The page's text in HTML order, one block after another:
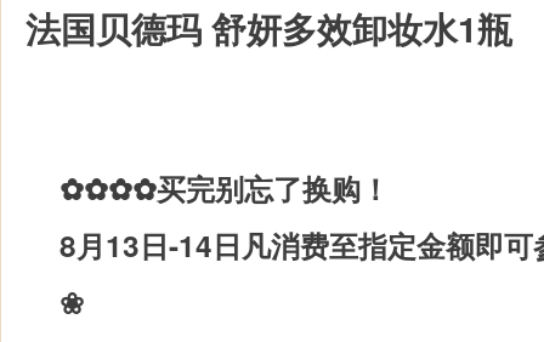
法国贝德玛 舒妍多效卸妆水1瓶
✿✿✿✿买完别忘了换购！
8月13日-14日凡消费至指定金额即可
❀